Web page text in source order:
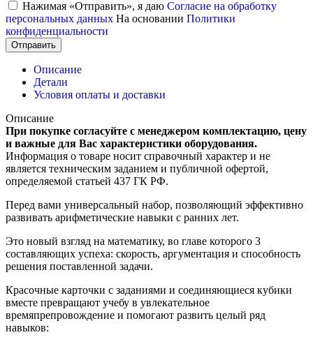
Нажимая «Отправить», я даю Согласие на обработку
персональных данных На основании Политики
конфиденциальности
Отправить
Описание
Детали
Условия оплаты и доставки
Описание
При покупке согласуйте с менеджером комплектацию, цену
и важные для Вас характеристики оборудования.
Информация о товаре носит справочный характер и не
является техническим заданием и публичной офертой,
определяемой статьей 437 ГК РФ.
Перед вами универсальный набор, позволяющий эффективно
развивать арифметические навыки с ранних лет.
Это новый взгляд на математику, во главе которого 3
составляющих успеха: скорость, аргументация и способность
решения поставленной задачи.
Красочные карточки с заданиями и соединяющиеся кубики
вместе превращают учебу в увлекательное
времяпрепровождение и помогают развить целый ряд
навыков: